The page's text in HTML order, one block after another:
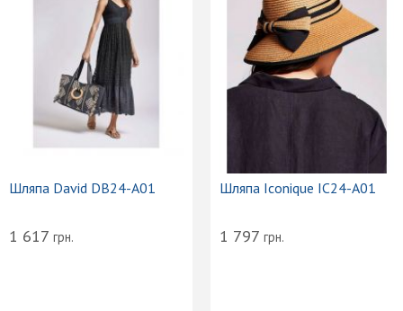
Шляпа David DB24-A01
1 617 грн.
Шляпа Iconique IC24-A01
1 797 грн.